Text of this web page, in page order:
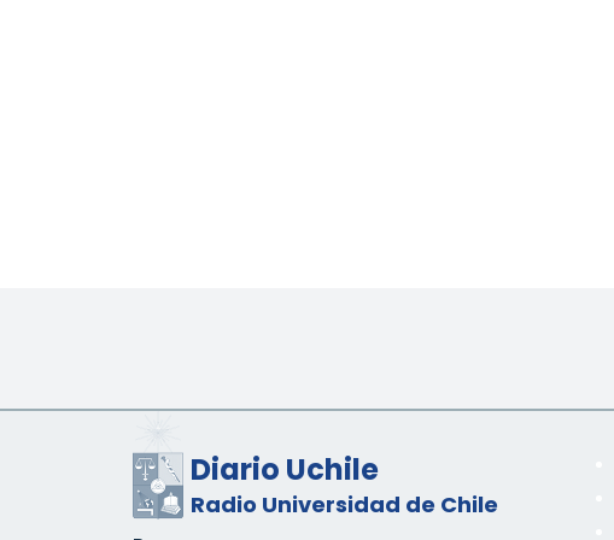
Diario Uchile
Radio Universidad de Chile